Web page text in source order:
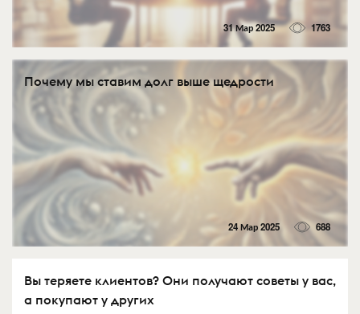
31 Мар 2025 1763
Почему мы ставим долг выше щедрости
24 Мар 2025 688
Вы теряете клиентов? Они получают советы у вас,
а покупают у других